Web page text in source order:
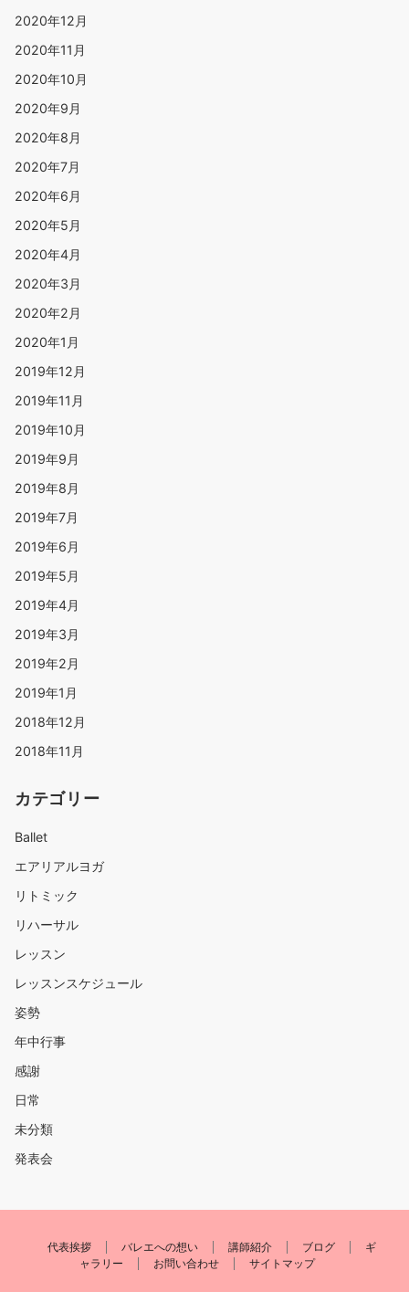
2020年12月
2020年11月
2020年10月
2020年9月
2020年8月
2020年7月
2020年6月
2020年5月
2020年4月
2020年3月
2020年2月
2020年1月
2019年12月
2019年11月
2019年10月
2019年9月
2019年8月
2019年7月
2019年6月
2019年5月
2019年4月
2019年3月
2019年2月
2019年1月
2018年12月
2018年11月
カテゴリー
Ballet
エアリアルヨガ
リトミック
リハーサル
レッスン
レッスンスケジュール
姿勢
年中行事
感謝
日常
未分類
発表会
代表挨拶 バレエへの想い 講師紹介 ブログ
ギ
ャラリー
お問い合わせ サイトマップ